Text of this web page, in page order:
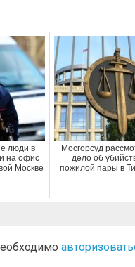
люди в
на офис
Москве
Мосгорсуд
дело об
пожилой пары в